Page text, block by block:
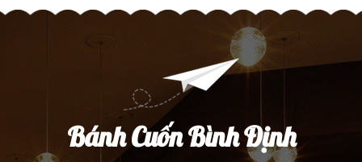
Bánh Cuốn Bình Định